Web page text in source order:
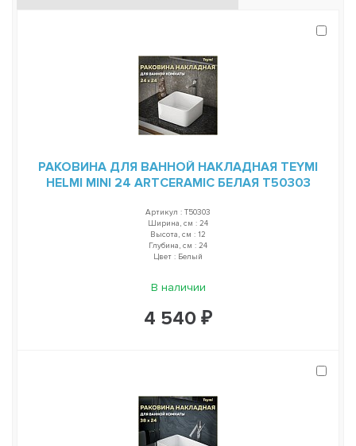
РАКОВИНА ДЛЯ ВАННОЙ НАКЛАДНАЯ TEYMI
HELMI MINI 24 ARTCERAMIC БЕЛАЯ T50303
Артикул : T50303
Ширина, см : 24
Высота, см : 12
Глубина, см : 24
Цвет : Белый
В наличии
4 540 ₽